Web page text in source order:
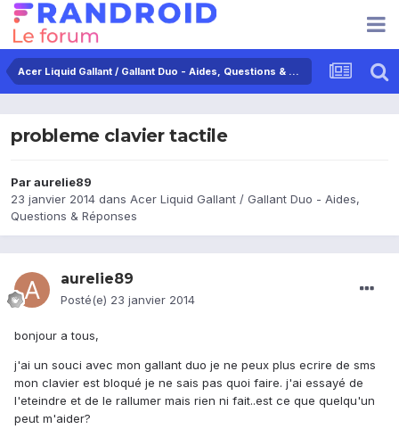
Acer Liquid Gallant / Gallant Duo - Aides, Questions & Réponses
probleme clavier tactile
Paraurelie89
23 janvier 2014 dans Acer Liquid Gallant / Gallant Duo - Aides,
Questions & Réponses
aurelie89
Posté(e) 23 janvier 2014
bonjour a tous,
j'ai un souci avec mon gallant duo je ne peux plus ecrire de sms
mon clavier est bloqué je ne sais pas quoi faire. j'ai essayé de
l'eteindre et de le rallumer mais rien ni fait..est ce que quelqu'un
peut m'aider?